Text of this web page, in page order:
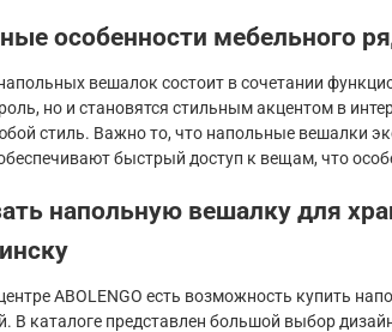
особенности мебельного
вешалок состоит в сочетании
но и становятся стильным акцентом в
стиль. Важно то, что напольные вешалки
быстрый доступ к вещам, что
напольную вешалку для
ABOLENGO есть возможность купить
В каталоге представлен большой выбор